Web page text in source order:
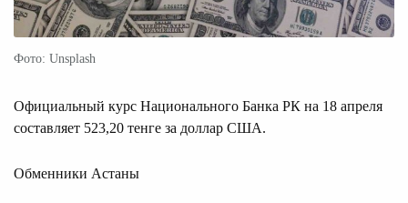
Фото: Unsplash
Официальный курс Национального Банка РК на 18 апреля
составляет 523,20 тенге за доллар США.
Обменники Астаны